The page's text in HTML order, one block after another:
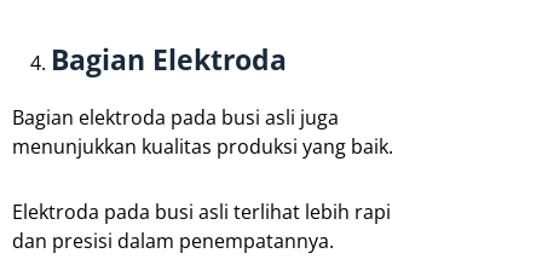
Bagian Elektroda
Bagian elektroda pada busi asli juga
menunjukkan kualitas produksi yang baik.
Elektroda pada busi asli terlihat lebih rapi
dan presisi dalam penempatannya.